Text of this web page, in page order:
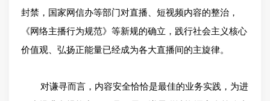
封禁，国家网信办等部门对直播、短视频内容的整治，
《网络主播行为规范》等新规的确立，践行社会主义核心
价值观、弘扬正能量已经成为各大直播间的主旋律。
对谦寻而言，内容安全恰恰是最佳的业务实践，为进